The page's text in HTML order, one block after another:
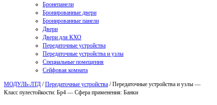
Бронепанели
Бронированные двери
Бронированные панели
Двери
Двери для КХО
Передаточные устройства
Передаточные устройства и узлы
Специальные помещения
Сейфовая комната
МОДУЛЬ-ЛТД /Передаточные устройства /Передаточные устройства и узлы —
Класс пулестойкости: Бр4 — Сфера применения: Банки